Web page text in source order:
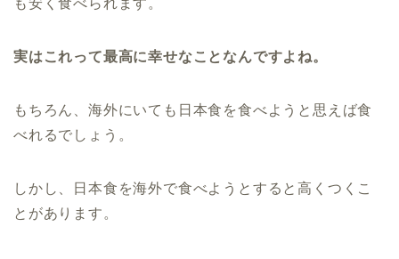
実はこれって最高に幸せなことなんですよね。
もちろん、海外にいても日本食を食べようと思えば食
べれるでしょう。
しかし、日本食を海外で食べようとすると高くつくこ
とがあります。